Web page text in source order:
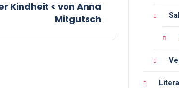
Kindheit < von Anna
Mitgutsch